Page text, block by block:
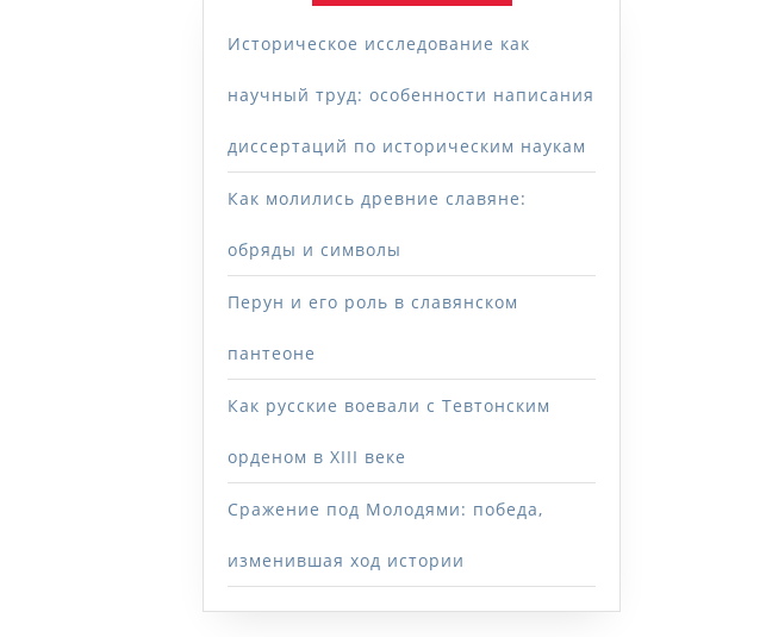
Историческое исследование как
научный труд: особенности написания
диссертаций по историческим наукам
Как молились древние славяне:
обряды и символы
Перун и его роль в славянском
пантеоне
Как русские воевали с Тевтонским
орденом в XIII веке
Сражение под Молодями: победа,
изменившая ход истории